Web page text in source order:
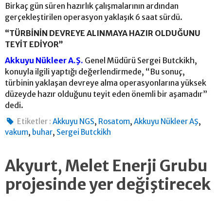
Birkaç gün süren hazırlık çalışmalarının ardından
gerçekleştirilen operasyon yaklaşık 6 saat sürdü.
“TÜRBİNİN DEVREYE ALINMAYA HAZIR OLDUĞUNU
TEYİT EDİYOR”
Akkuyu Nükleer A.Ş. Genel Müdürü Sergei Butckikh,
konuyla ilgili yaptığı değerlendirmede, “Bu sonuç,
türbinin yaklaşan devreye alma operasyonlarına yüksek
düzeyde hazır olduğunu teyit eden önemli bir aşamadır”
dedi.
Etiketler : Akkuyu NGS, Rosatom,Akkuyu Nükleer AŞ,
vakum, buhar, Sergei Butckikh
Akyurt, Melet Enerji Grubu
projesinde yer değiştirecek